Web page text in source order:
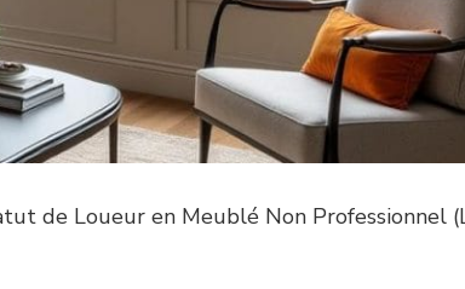
de Loueur en Meublé Non Professionnel